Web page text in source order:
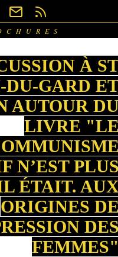
À
DU-GARD
AUTOUR DU
LIVRE "LE
N’EST PLUS
ÉTAIT. AUX
ORIGINES DE
DES
FEMMES"